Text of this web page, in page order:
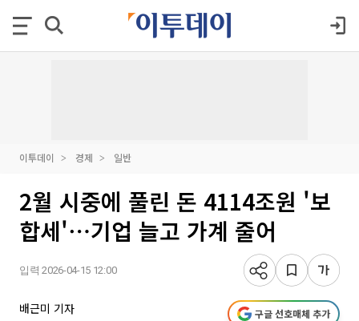
이투데이 경제 일반
2월 시중에 풀린 돈 4114조원 '보
합세'⋯기업 늘고 가계 줄어
입력 2026-04-15 12:00
배근미 기자 구글 선호매체 추가